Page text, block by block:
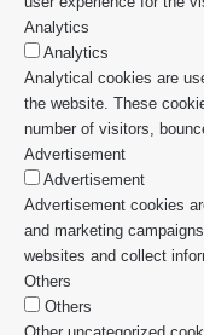
Analytics
Analytics
Analytical cookies are
the website. These
number of visitors,
Advertisement
Advertisement
Advertisement cookies
and marketing
websites and collect
Others
Others